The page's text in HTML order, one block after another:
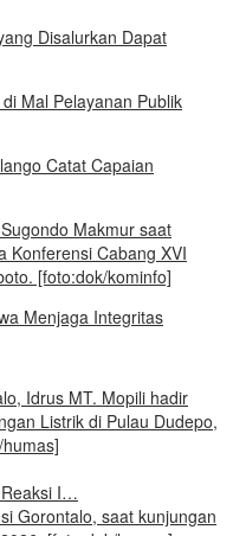
Disalurkan Dapat
Catat Capaian
Menjaga Integritas
Reaksi I…